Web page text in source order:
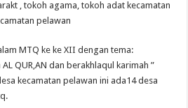
, tokoh agama, tokoh adat kecamatan
pelawan
MTQ ke ke XII dengan tema:
QUR,AN dan berakhlaqul karimah ”
kecamatan pelawan ini ada14 desa